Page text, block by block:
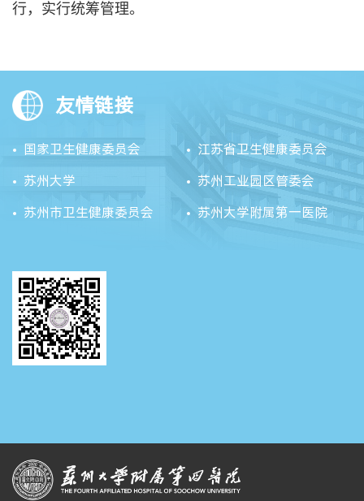
行，实行统筹管理。
友情链接
国家卫生健康委员会
江苏省卫生健康委员会
苏州大学
苏州工业园区管委会
苏州市卫生健康委员会
苏州大学附属第一医院